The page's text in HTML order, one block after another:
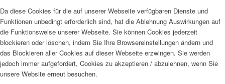
Da diese Cookies für die auf unserer Webseite verfügbaren Dienste und
Funktionen unbedingt erforderlich sind, hat die Ablehnung Auswirkungen auf
die Funktionsweise unserer Webseite. Sie können Cookies jederzeit
blockieren oder löschen, indem Sie Ihre Browsereinstellungen ändern und
das Blockieren aller Cookies auf dieser Webseite erzwingen. Sie werden
jedoch immer aufgefordert, Cookies zu akzeptieren / abzulehnen, wenn Sie
unsere Website erneut besuchen.